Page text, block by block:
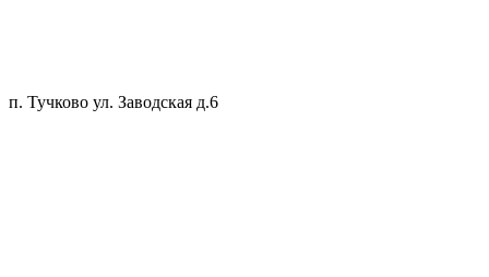
п. Тучково ул. Заводская д.6